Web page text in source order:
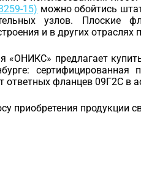
15) можно обойтись
узлов. Плоские
и в других отраслях
«ОНИКС» предлагает
ответных фланцев 09Г2С в
приобретения